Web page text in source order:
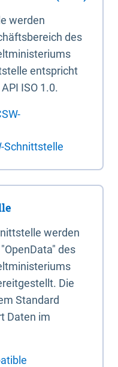
werden
des
entspricht
ISO 1.0.
Schnittstelle
werden
des
Die
Standard
Daten im